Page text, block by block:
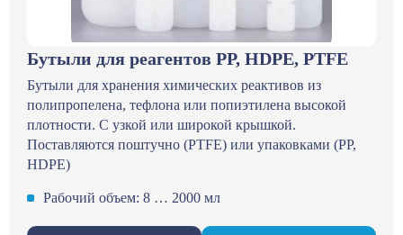
Бутыли для реагентов PP, HDPE, PTFE
Бутыли для хранения химических реактивов из
полипропелена, тефлона или попиэтилена высокой
плотности. С узкой или широкой крышкой.
Поставляются поштучно (PTFE) или упаковками (PP,
HDPE)
Рабочий объем: 8 … 2000 мл